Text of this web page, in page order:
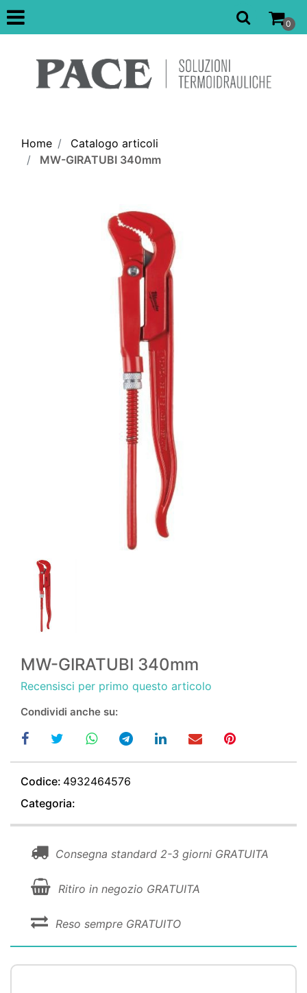
Open
0
Home
Catalogo articoli
MW-GIRATUBI 340mm
MW-GIRATUBI 340mm
Recensisci per primo questo articolo
Condividi anche su:
Codice: 4932464576
Categoria:
Consegna standard 2-3 giorni GRATUITA
Ritiro in negozio GRATUITA
Reso sempre GRATUITO